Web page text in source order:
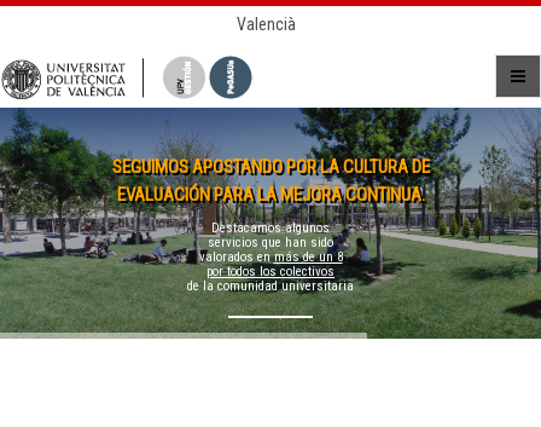
Valencià
SEGUIMOS APOSTANDO POR LA CULTURA DE
EVALUACIÓN PARA LA MEJORA CONTINUA.
Destacamos algunos
servicios que han sido
valorados enmás de un 8
por todos los colectivos
de la comunidad universitaria